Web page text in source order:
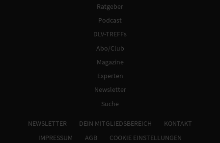
Ratgeber
Podcast
DLV-TREFFs
Abo/Club
Magazine
Experten
Newsletter
Suche
NEWSLETTER DEIN MITGLIEDSBEREICH
KONTAKT
IMPRESSUM
AGB COOKIE EINSTELLUNGEN